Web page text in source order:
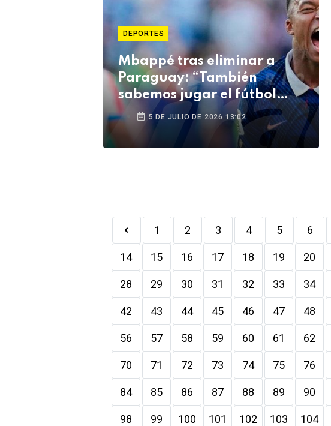
DEPORTES
Mbappé tras eliminar a
Paraguay: “También
sabemos jugar el fútbol
duro y meternos en la
pelea”
5 DE JULIO DE 2026 13:02
1 2 3 4 5 6
14 15 16 17 18 19 20
28 29 30 31 32 33 34
42 43 44 45 46 47 48
56 57 58 59 60 61 62
70 71 72 73 74 75 76
84 85 86 87 88 89 90
98 99 100 101 102 103 104